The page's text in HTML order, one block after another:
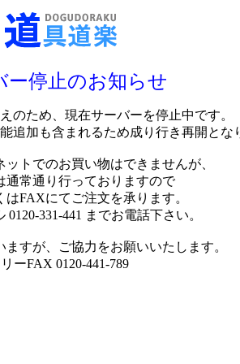
ー停止のお知らせ
のため、現在サーバーを停止中です。
追加も含まれるため成り行き再開とな
トでのお買い物はできませんが、
通常通り行っておりますので
はFAXにてご注文を承ります。
0120-331-441 までお電話下さい。
すが、ご協力をお願いいたします。
ーFAX 0120-441-789